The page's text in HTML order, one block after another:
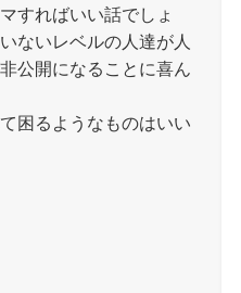
すればいい話でしょ
ないレベルの人達が人
公開になることに喜ん
困るようなものはいい